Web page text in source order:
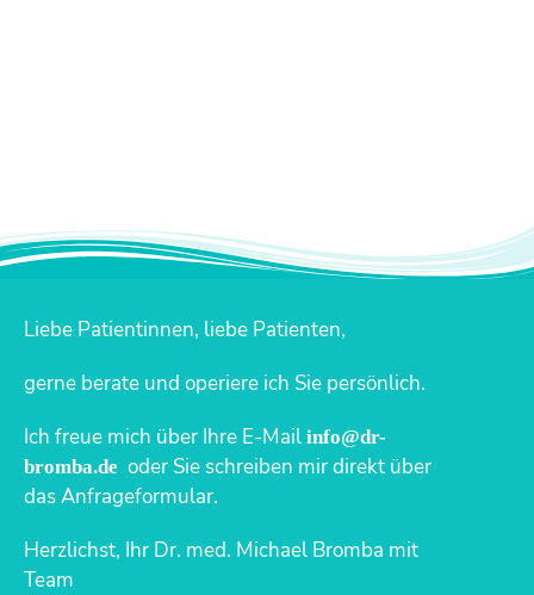
Liebe Patientinnen, liebe Patienten,
gerne berate und operiere ich Sie persönlich.
Ich freue mich über Ihre E-Mail info@dr-
bromba.de oder Sie schreiben mir direkt über
das Anfrageformular.
Herzlichst, Ihr Dr. med. Michael Bromba mit
Team